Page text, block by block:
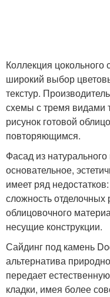
Коллекция цокольного
широкий выбор
текстур.
схемы с тремя видами
рисунок готовой
повторяющимся.
Фасад из
основательное,
имеет ряд
сложность
облицовочного
несущие конструкции.
Сайдинг под камень
альтернатива
передает
кладки, имея более